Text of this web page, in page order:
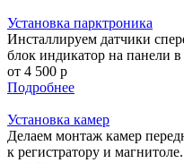
Установка парктроника
Инсталлируем датчики
блок индикатор на панели в
от 4 500 р
Подробнее
Установка камер
Делаем монтаж камер
к регистратору и магнитоле.